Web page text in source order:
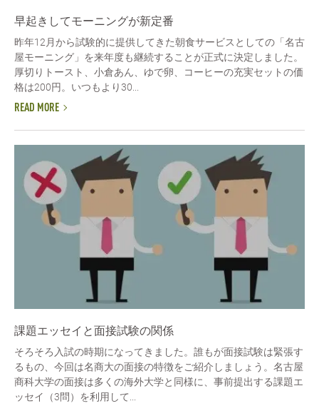
早起きしてモーニングが新定番
昨年12月から試験的に提供してきた朝食サービスとしての「名古
屋モーニング」を来年度も継続することが正式に決定しました。
厚切りトースト、小倉あん、ゆで卵、コーヒーの充実セットの価
格は200円。いつもより30...
READ MORE
課題エッセイと面接試験の関係
そろそろ入試の時期になってきました。誰もが面接試験は緊張す
るもの、今回は名商大の面接の特徴をご紹介しましょう。名古屋
商科大学の面接は多くの海外大学と同様に、事前提出する課題エ
ッセイ（3問）を利用して...